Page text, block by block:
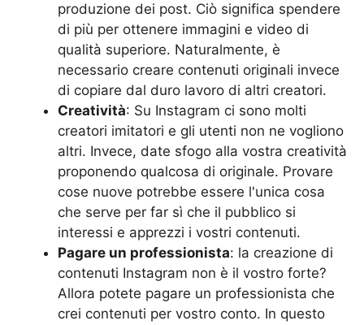
produzione dei post. Ciò significa spendere
di più per ottenere immagini e video di
qualità superiore. Naturalmente, è
necessario creare contenuti originali invece
di copiare dal duro lavoro di altri creatori.
Creatività: Su Instagram ci sono molti
creatori imitatori e gli utenti non ne vogliono
altri. Invece, date sfogo alla vostra creatività
proponendo qualcosa di originale. Provare
cose nuove potrebbe essere l'unica cosa
che serve per far sì che il pubblico si
interessi e apprezzi i vostri contenuti.
Pagare un professionista: la creazione di
contenuti Instagram non è il vostro forte?
Allora potete pagare un professionista che
crei contenuti per vostro conto. In questo